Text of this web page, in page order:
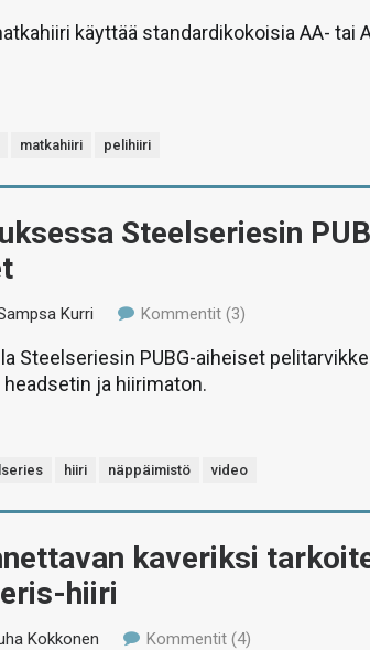
käyttää standardikokoisia AA- tai
matkahiiri pelihiiri
Steelseriesin
Kurri Kommentit (3)
Steelseriesin PUBG-aiheiset
ja hiirimaton.
hiiri näppäimistö video
kaveriksi
hiiri
Kokkonen Kommentit (4)